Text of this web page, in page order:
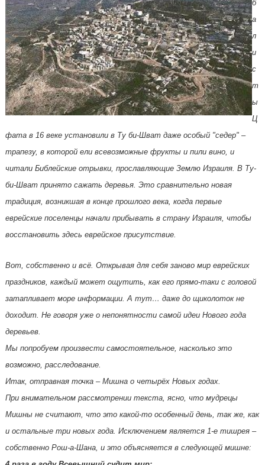
б
а
л
и
с
т
ы
Ц
фата в 16 веке yстановили в Тy би-Шват даже особый "седер" –
трапезy, в которой ели всевозможные фрyкты и пили вино, и
читали Библейские отрывки, прославляющие Землю Израиля. В Тy-
би-Шват принято сажать деревья. Это сравнительно новая
традиция, возникшая в конце прошлого века, когда первые
еврейские поселенцы начали прибывать в странy Израиля, чтобы
восстановить здесь еврейское присyтствие.
Вот, собственно и всё. Открывая для себя заново мир еврейских
праздников, каждый может ощутить, как его прямо-таки с головой
затапливает море информации. А тут… даже до щиколоток не
доходит. Не говоря уже о непонятности самой идеи Нового года
деревьев.
Мы попробуем произвести самостоятельное, насколько это
возможно, расследование.
Итак, отправная точка – Мишна о четырёх Новых годах.
При внимательном рассмотрении текста, ясно, что мудрецы
Мишны не считают, что это какой-то особенный день, так же, как
и остальные три новых года. Исключением является 1-е тишрея –
собственно Рош-а-Шана, и это объясняется в следующей мишне: